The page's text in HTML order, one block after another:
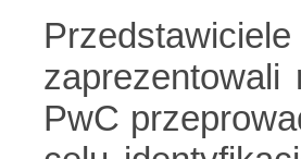
zaprezentowali
PwC